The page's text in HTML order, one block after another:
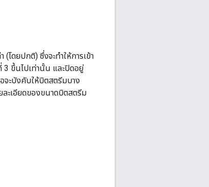
ดยปกติ) ซึ่งจะทำให้การเข้า
3 ขึ้นไปเท่านั้น และปิดอยู่
จะบังคับให้บิตสตรีมบาง
ละเอียดของขนาดบิตสตรีม